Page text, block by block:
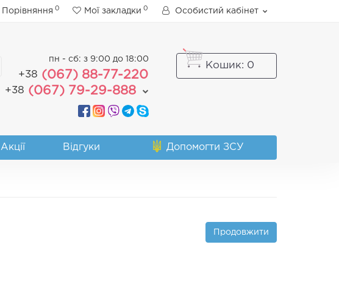
Порівняння 0 Мої закладки 0 Особистий кабінет
пн - сб: з 9:00 до 18:00
+38 (067) 88-77-220
+38 (067) 79-29-888
Кошик: 0
Акції Відгуки Допомогти ЗСУ
Продовжити